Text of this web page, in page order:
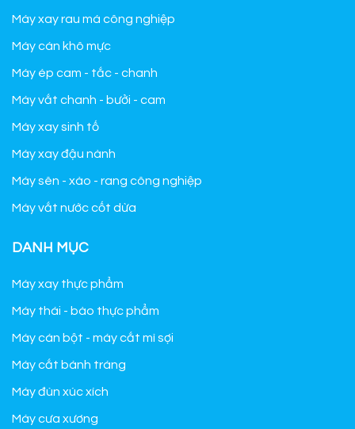
Máy xay rau má công nghiệp
Máy cán khô mực
Máy ép cam - tắc - chanh
Máy vắt chanh - bưởi - cam
Máy xay sinh tố
Máy xay đậu nành
Máy sên - xào - rang công nghiệp
Máy vắt nước cốt dừa
DANH MỤC
Máy xay thực phẩm
Máy thái - bào thực phẩm
Máy cán bột - máy cắt mì sợi
Máy cắt bánh tráng
Máy đùn xúc xích
Máy cưa xương